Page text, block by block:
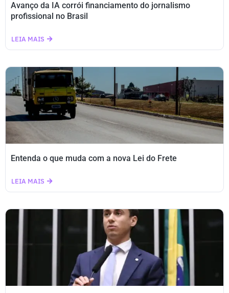
Avanço da IA corrói financiamento do jornalismo
profissional no Brasil
LEIA MAIS
Entenda o que muda com a nova Lei do Frete
LEIA MAIS